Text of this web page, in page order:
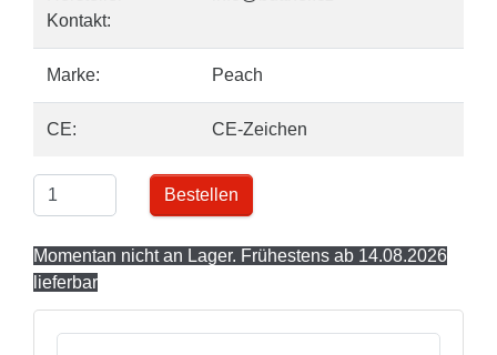
Kontakt:
Marke: Peach
CE: CE-Zeichen
Bestellen
Momentan nicht an Lager. Frühestens ab 14.08.2026
lieferbar